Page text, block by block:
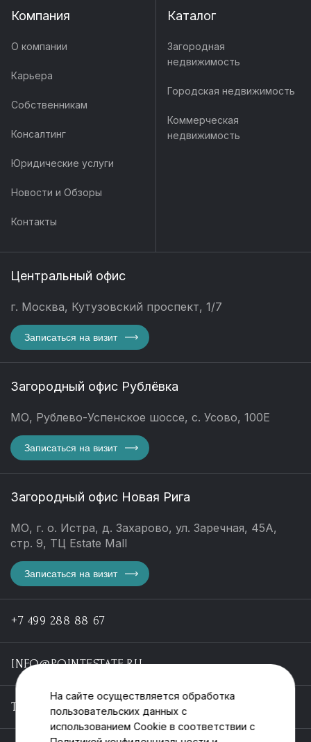
Компания
О компании
Карьера
Собственникам
Консалтинг
Юридические услуги
Новости и Обзоры
Контакты
Каталог
Загородная
недвижимость
Городская недвижимость
Коммерческая
недвижимость
Центральный офис
г. Москва, Кутузовский проспект, 1/7
Записаться на визит
Загородный офис Рублёвка
МО, Рублево-Успенское шоссе, с. Усово, 100Е
Записаться на визит
Загородный офис Новая Рига
МО, г. о. Истра, д. Захарово, ул. Заречная, 45А,
стр. 9, ТЦ Estate Mall
Записаться на визит
+7 499 288 88 67
INFO@POINTESTATE.RU
TELEGRAM
На сайте осуществляется обработка
пользовательских данных с
использованием Cookie в соответствии с